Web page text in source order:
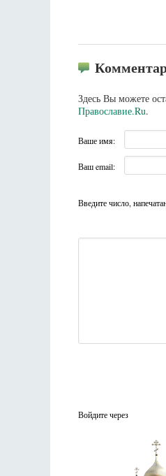
Здесь Вы можете
Православие.Ru.
Ваше имя:
Ваш email:
Введите число,
Войдите через